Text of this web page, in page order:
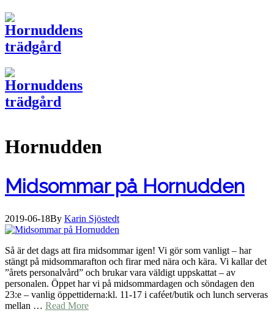
Hornudden
Midsommar på Hornudden
2019-06-18By Karin Sjöstedt
Så är det dags att fira midsommar igen! Vi gör som vanligt – har
stängt på midsommarafton och firar med nära och kära. Vi kallar det
”årets personalvård” och brukar vara väldigt uppskattat – av
personalen. Öppet har vi på midsommardagen och söndagen den
23:e – vanlig öppettiderna:kl. 11-17 i caféet/butik och lunch serveras
mellan … Read More